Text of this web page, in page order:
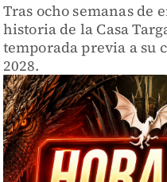
Tras ocho semanas de
historia de la Casa
temporada previa a su
2028.